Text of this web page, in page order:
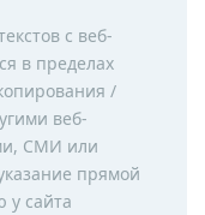
с веб-
в пределах
/
веб-
СМИ или
прямой
у сайта